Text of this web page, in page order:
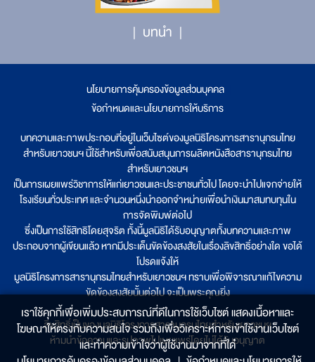
บทนำ
นโยบายการคุ้มครองข้อมูลส่วนบุคคล
ข้อกำหนดและนโยบายการให้บริการ
บทความและภาพประกอบที่อยู่ในเว็บไซต์ของมูลนิธิโครงการสารานุกรมไทย
สำหรับเยาวชนฯ นี้ใช้สำหรับเพื่อสนับสนุนการผลิตหนังสือสารานุกรมไทย
สำหรับเยาวชนฯ
เป็นการเผยแพร่วิชาการให้แก่เยาวชนและประชาชนทั่วไป โดยจะนำไปแจกจ่ายให้
โรงเรียนทั่วประเทศ และจำนวนหนึ่งนำออกจำหน่ายเพื่อนำเงินมาสมทบทุนใน
การจัดพิมพ์ต่อไป
ซึ่งเป็นการใช้สิทธิโดยสุจริต ทั้งนี้มูลนิธิได้รับอนุญาตทั้งบทความและภาพ
ประกอบจากผู้เขียนแล้ว หากมีประเด็นขัดข้องสงสัยในเรื่องลิขสิทธิ์อย่างใด ขอได้
โปรดแจ้งให้
มูลนิธิโครงการสารานุกรมไทยสำหรับเยาวชนฯ ทราบเพื่อพิจารณาแก้ไขความ
ขัดข้องสงสัยนั้นต่อไป จะเป็นพระคุณยิ่ง
ลิขสิทธิ์เป็นของมูลนิธิโครงการสารานุกรมไทยสำหรับเยาวชนฯ
ห้ามนำข้อความและรูปภาพไปเผยแพร่โดยไม่ได้รับอนุญาต
เราใช้คุกกี้เพื่อเพิ่มประสบการณ์ที่ดีในการใช้เว็บไซต์ แสดงเนื้อหาและ
โฆษณาให้ตรงกับความสนใจ รวมถึงเพื่อวิเคราะห์การเข้าใช้งานเว็บไซต์
และทำความเข้าใจว่าผู้ใช้งานมาจากที่ใด๋